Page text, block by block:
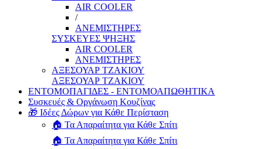
AIR COOLER
/
ΑΝΕΜΙΣΤΗΡΕΣ
ΣΥΣΚΕΥΕΣ ΨΗΞΗΣ
AIR COOLER
ΑΝΕΜΙΣΤΗΡΕΣ
ΑΞΕΣΟΥΑΡ ΤΖΑΚΙΟΥ
ΑΞΕΣΟΥΑΡ ΤΖΑΚΙΟΥ
ΕΝΤΟΜΟΠΑΓΙΔΕΣ - ΕΝΤΟΜΟΑΠΩΘΗΤΙΚΑ
Συσκευές & Οργάνωση Κουζίνας
🎁 Ιδέες Δώρων για Κάθε Περίσταση
🏠 Τα Απαραίτητα για Κάθε Σπίτι
🏠 Τα Απαραίτητα για Κάθε Σπίτι